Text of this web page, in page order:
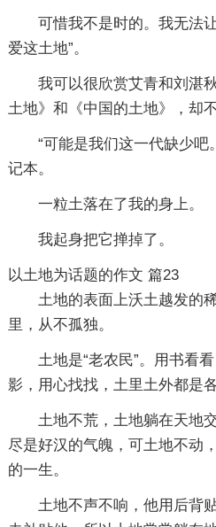
可惜我不是时的。我无法
爱这土地”。
我可以很欣赏艾青和刘
土地》和《中国的土地》，却
“可能是我们这一代缺少吧
记本。
一粒土落在了我的身上。
我起身把它掸掉了。
以土地为话题的作文 篇23
土地的表面上沃土越发的
里，从不孤独。
土地是“老农民”。用书看
影，用心找找，土里土外都是
土地不荒，土地躺在天地
尽是好汉的气魄，可土地不动
的一生。
土地不声不响，他用后背